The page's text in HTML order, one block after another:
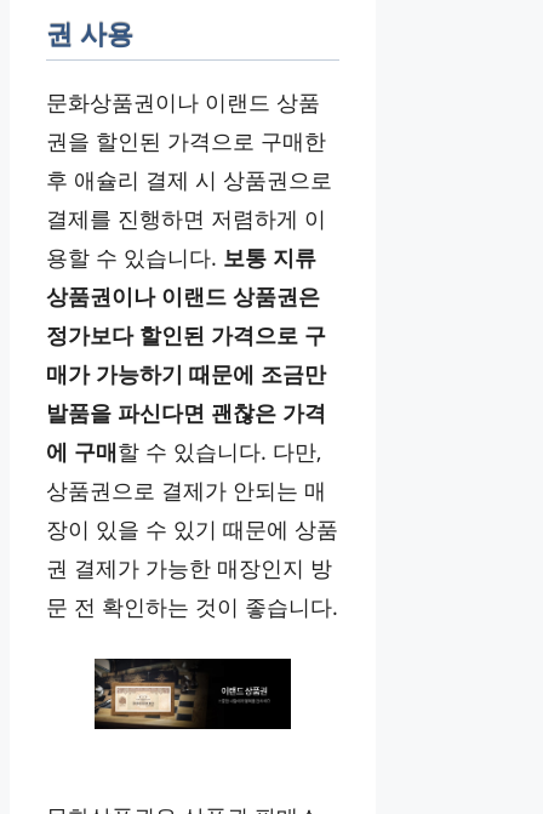
권 사용
문화상품권이나 이랜드 상품
권을 할인된 가격으로 구매한
후 애슐리 결제 시 상품권으로
결제를 진행하면 저렴하게 이
용할 수 있습니다. 보통 지류
상품권이나 이랜드 상품권은
정가보다 할인된 가격으로 구
매가 가능하기 때문에 조금만
발품을 파신다면 괜찮은 가격
에 구매할 수 있습니다. 다만,
상품권으로 결제가 안되는 매
장이 있을 수 있기 때문에 상품
권 결제가 가능한 매장인지 방
문 전 확인하는 것이 좋습니다.